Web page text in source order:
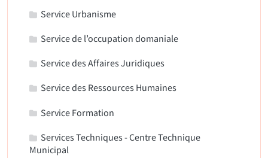
Service Urbanisme
Service de l’occupation domaniale
Service des Affaires Juridiques
Service des Ressources Humaines
Service Formation
Services Techniques - Centre Technique
Municipal